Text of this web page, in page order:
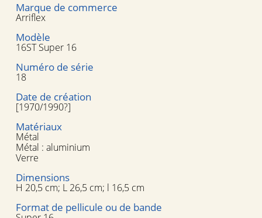
Marque de commerce
Arriflex
Modèle
16ST Super 16
Numéro de série
18
Date de création
[1970/1990?]
Matériaux
Métal
Métal : aluminium
Verre
Dimensions
H 20,5 cm; L 26,5 cm; l 16,5 cm
Format de pellicule ou de bande